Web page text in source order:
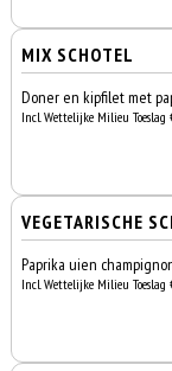
MIX SCHOTEL
Doner en kipfilet met
Incl. Wettelijke Milieu Toeslag
VEGETARISCHE
Paprika uien
Incl. Wettelijke Milieu Toeslag